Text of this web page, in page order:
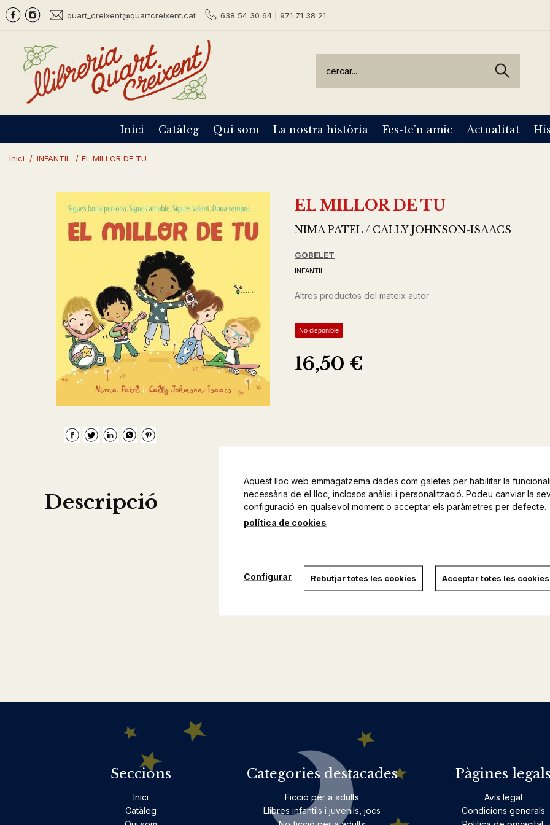
quart_creixent@quartcreixent.cat 638 54 30 64 | 971 71 38 21
Inici Catàleg Qui som La nostra història Fes-te'n amic Actualitat
Inici / INFANTIL / EL MILLOR DE TU
EL MILLOR DE TU
NIMA PATEL / CALLY JOHNSON-ISAACS
GOBELET
INFANTIL
Altres productos del mateix autor
No disponible
16,50 €
Descripció
Seccions
Inici
Catàleg
Categories destacades
Ficció per a adults
Llibres infantils i juvenils, jocs
Pàgines legals
Avís legal
Condicions generals
Aquest lloc web emmagatzema dades com galetes per habilitar la
necessària de el lloc, inclosos anàlisi i personalització. Podeu canviar la
configuració en qualsevol moment o acceptar els paràmetres per defecte.
política de cookies
Configurar Rebutjar totes les cookies Acceptar totes les cookies